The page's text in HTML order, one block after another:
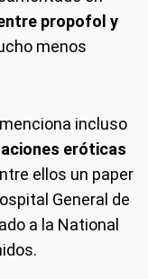
propofol y
menos
incluso
eróticas
ellos un paper
General de
a la National